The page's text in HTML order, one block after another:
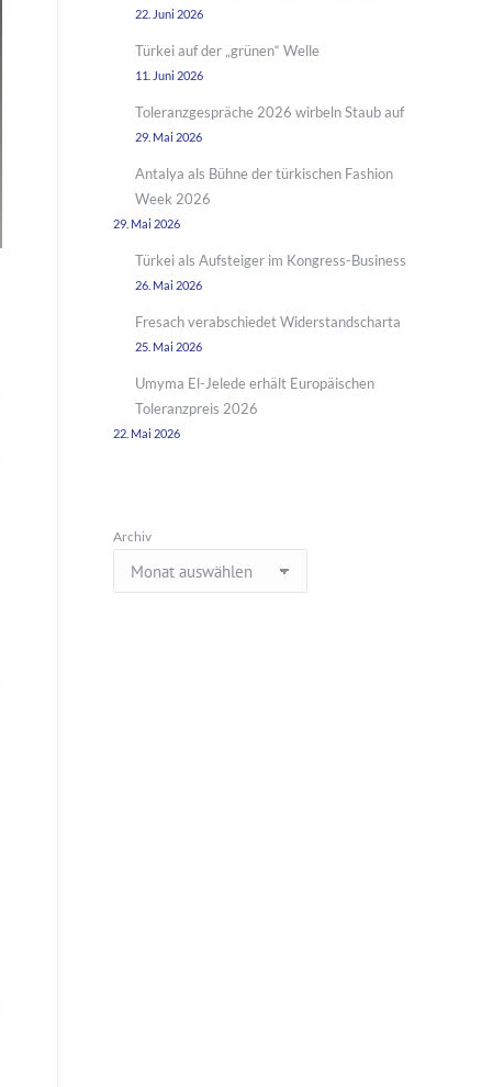
22. Juni 2026
Türkei auf der „grünen“ Welle
11. Juni 2026
Toleranzgespräche 2026 wirbeln Staub auf
29. Mai 2026
Antalya als Bühne der türkischen Fashion
Week 2026
29. Mai 2026
Türkei als Aufsteiger im Kongress-Business
26. Mai 2026
Fresach verabschiedet Widerstandscharta
25. Mai 2026
Umyma El-Jelede erhält Europäischen
Toleranzpreis 2026
22. Mai 2026
Archiv